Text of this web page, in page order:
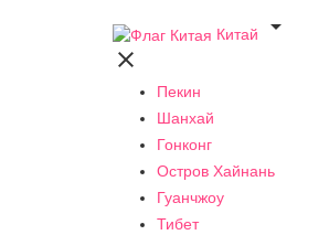
Китай


Пекин
Шанхай
Гонконг
Остров Хайнань
Гуанчжоу
Тибет